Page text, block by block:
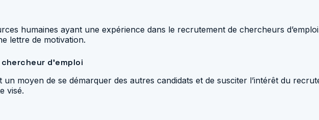
humaines ayant une expérience dans le recrutement de chercheurs
lettre de motivation.
d’emploi
moyen de se démarquer des autres candidats et de susciter l’intérêt du
visé.